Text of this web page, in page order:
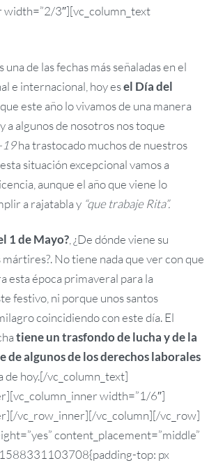
width=”2/3″][vc_column_text
una de las fechas más señaladas en el
e internacional, hoy esel Día del
este año lo vivamos de una manera
a algunos de nosotros nos toque
19ha trastocado muchos de nuestros
situación excepcional vamos a
aunque el año que viene lo
a rajatabla y “que trabaje Rita”.
1 de Mayo?, ¿De dónde viene su
No tiene nada que ver con que
esta época primaveral para la
festivo, ni porque unos santos
coincidiendo con este día. El
tiene un trasfondo de lucha y de la
de algunos de los derechos laborales
de hoy.[/vc_column_text]
width=”1/6″]
vc_row_inner][/vc_column][/vc_row]
content_placement=”middle”
top: px